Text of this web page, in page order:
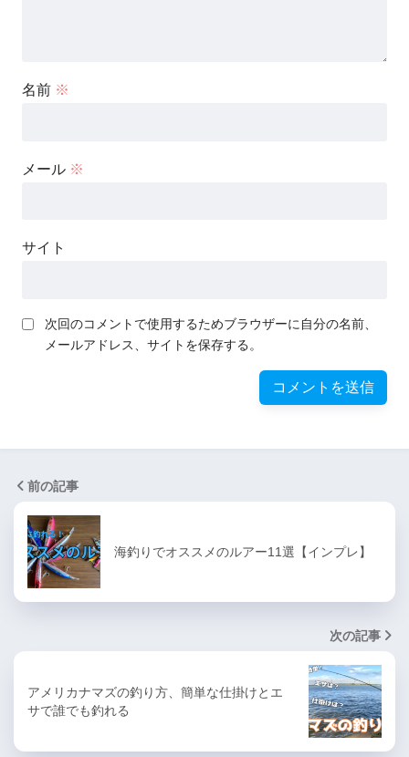
名前 ※
メール ※
サイト
次回のコメントで使用するためブラウザーに自分の名前、
メールアドレス、サイトを保存する。
前の記事
海釣りでオススメのルアー11選【インプレ】
次の記事
アメリカナマズの釣り方、簡単な仕掛けとエ
サで誰でも釣れる